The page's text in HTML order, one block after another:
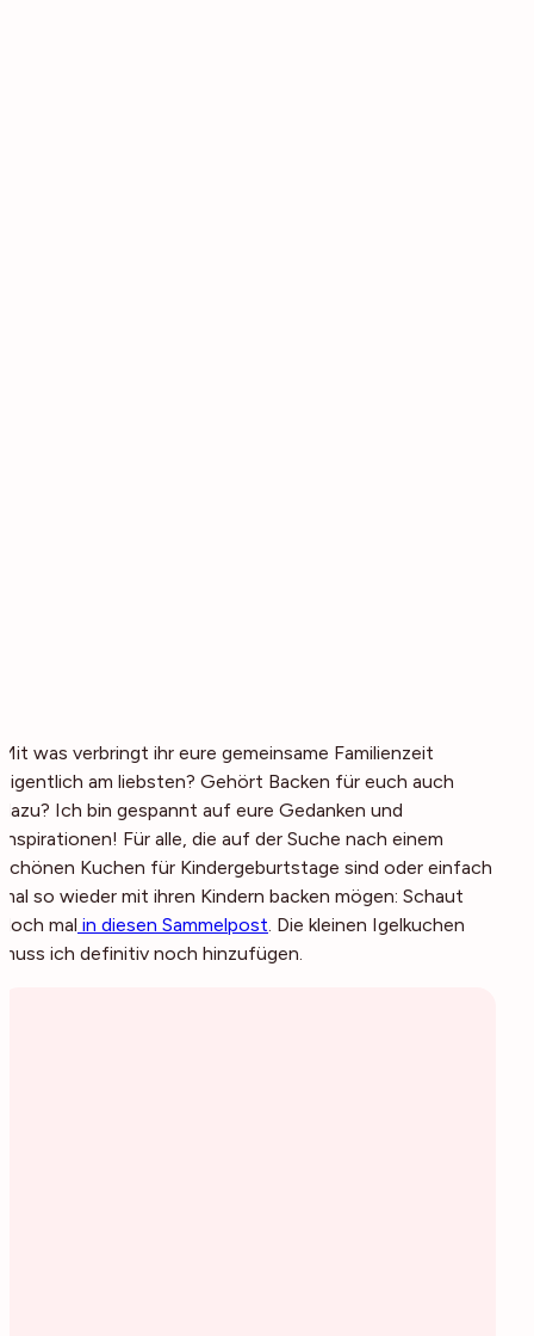
Mit was verbringt ihr eure gemeinsame Familienzeit
eigentlich am liebsten? Gehört Backen für euch auch
dazu? Ich bin gespannt auf eure Gedanken und
Inspirationen! Für alle, die auf der Suche nach einem
schönen Kuchen für Kindergeburtstage sind oder einfach
mal so wieder mit ihren Kindern backen mögen: Schaut
doch mal in diesen Sammelpost. Die kleinen Igelkuchen
muss ich definitiv noch hinzufügen.